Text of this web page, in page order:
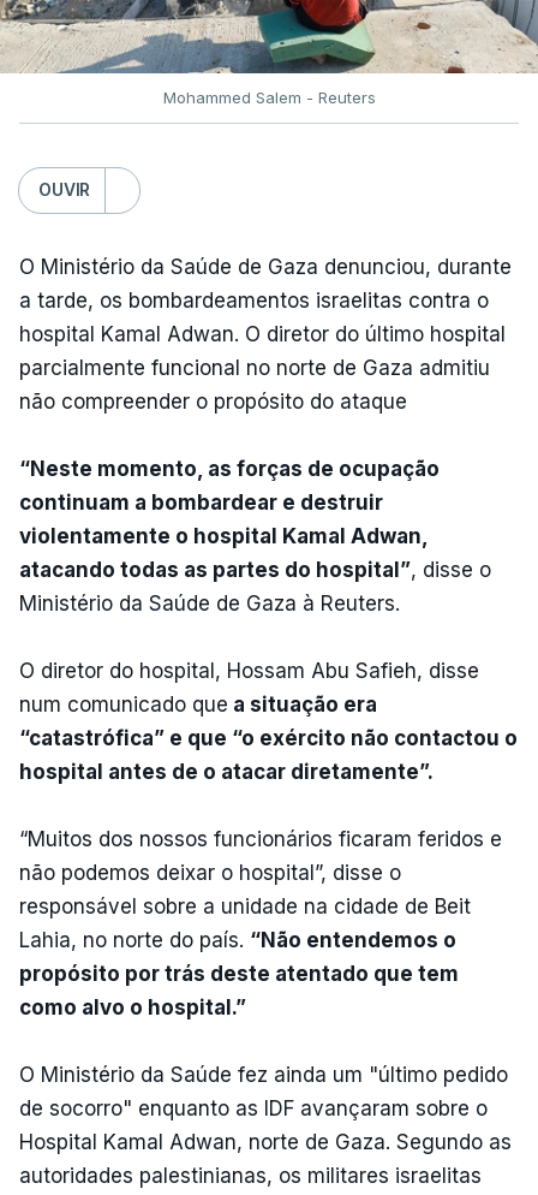
Mohammed Salem - Reuters
OUVIR
O Ministério da Saúde de Gaza denunciou, durante
a tarde, os bombardeamentos israelitas contra o
hospital Kamal Adwan. O diretor do último hospital
parcialmente funcional no norte de Gaza admitiu
não compreender o propósito do ataque
“Neste momento, as forças de ocupação
continuam a bombardear e destruir
violentamente o hospital Kamal Adwan,
atacando todas as partes do hospital”, disse o
Ministério da Saúde de Gaza à Reuters.
O diretor do hospital, Hossam Abu Safieh, disse
num comunicado que a situação era
“catastrófica” e que “o exército não contactou o
hospital antes de o atacar diretamente”.
“Muitos dos nossos funcionários ficaram feridos e
não podemos deixar o hospital”, disse o
responsável sobre a unidade na cidade de Beit
Lahia, no norte do país. “Não entendemos o
propósito por trás deste atentado que tem
como alvo o hospital.”
O Ministério da Saúde fez ainda um "último pedido
de socorro" enquanto as IDF avançaram sobre o
Hospital Kamal Adwan, norte de Gaza. Segundo as
autoridades palestinianas, os militares israelitas